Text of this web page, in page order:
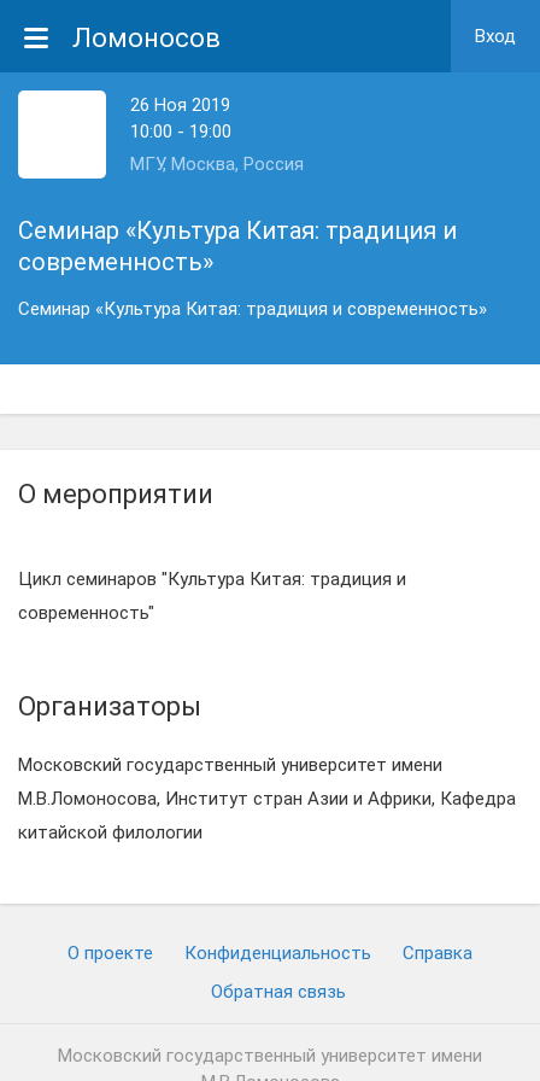
Ломоносов Вход
26 Ноя 2019
10:00 - 19:00
МГУ, Москва, Россия
Семинар «Культура Китая: традиция и
современность»
Семинар «Культура Китая: традиция и современность»
О мероприятии
Цикл семинаров "Культура Китая: традиция и
современность"
Организаторы
Московский государственный университет имени
М.В.Ломоносова, Институт стран Азии и Африки, Кафедра
китайской филологии
О проекте Конфиденциальность
Cправка
Обратная связь
Московский государственный университет имени